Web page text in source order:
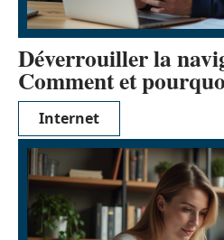
Déverrouiller la
Comment et
Internet